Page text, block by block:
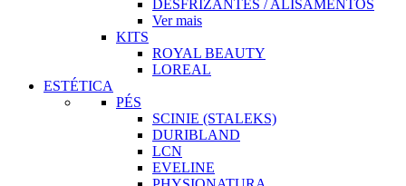
DESFRIZANTES / ALISAMENTOS
Ver mais
KITS
ROYAL BEAUTY
LOREAL
ESTÉTICA
PÉS
SCINIE (STALEKS)
DURIBLAND
LCN
EVELINE